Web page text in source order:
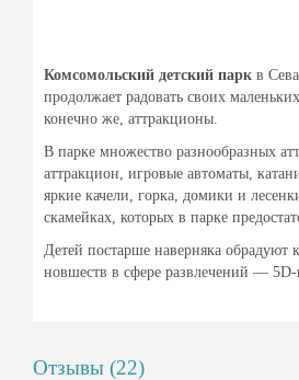
Комсомольский детский парк в
продолжает радовать своих
конечно же, аттракционы.
В парке множество разнообразных
аттракцион, игровые автоматы,
яркие качели, горка, домики и
скамейках, которых в парке
Детей постарше наверняка обрадуют
новшеств в сфере развлечений — 5D-
Отзывы (22)